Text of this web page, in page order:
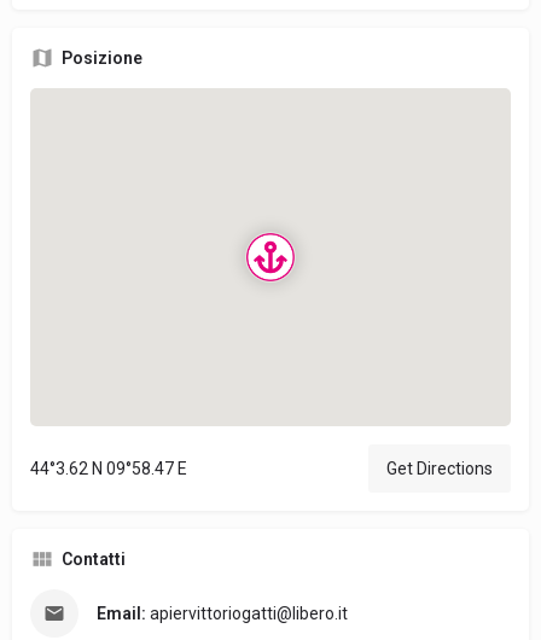
Posizione
44°3.62 N 09°58.47 E Get Directions
Contatti
Email: apiervittoriogatti@libero.it